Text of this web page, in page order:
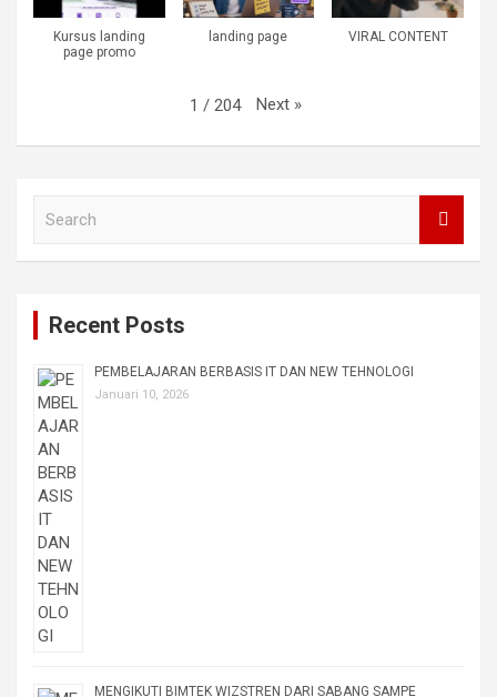
Kursus landing
page promo
landing page VIRAL CONTENT
1 / 204 Next »
Recent Posts
PEMBELAJARAN BERBASIS IT DAN NEW TEHNOLOGI
Januari 10, 2026
MENGIKUTI BIMTEK WIZSTREN DARI SABANG SAMPE